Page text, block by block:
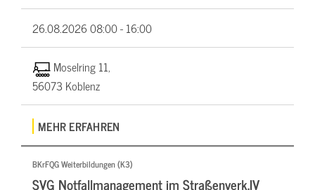
26.08.202608:00 - 16:00
Moselring 11,
56073 Koblenz
MEHR ERFAHREN
BKrFQG Weiterbildungen (K3)
SVG Notfallmanagement im Straßenverk.IV